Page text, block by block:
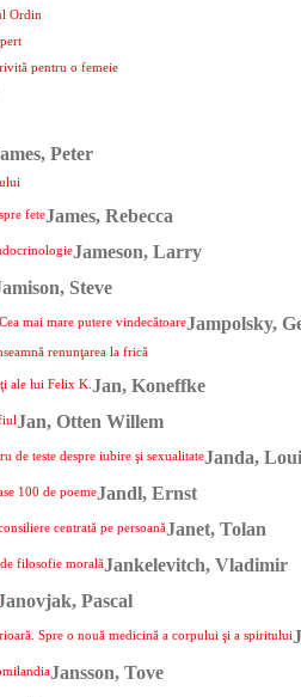
Ordin
pentru o femeie
Peter
James, Rebecca
fete
Jameson, Larry
Steve
Jampolsky,
mai mare putere vindecătoare
renunţarea la frică
Jan, Koneffke
ale lui Felix K.
Jan, Otten Willem
Janda,
de teste despre iubire şi sexualitate
Jandl, Ernst
100 de poeme
Janet, Tolan
centrată pe persoană
Jankelevitch, Vladimir
filosofie morală
Pascal
Spre o nouă medicină a corpului şi a spiritului
Jansson, Tove